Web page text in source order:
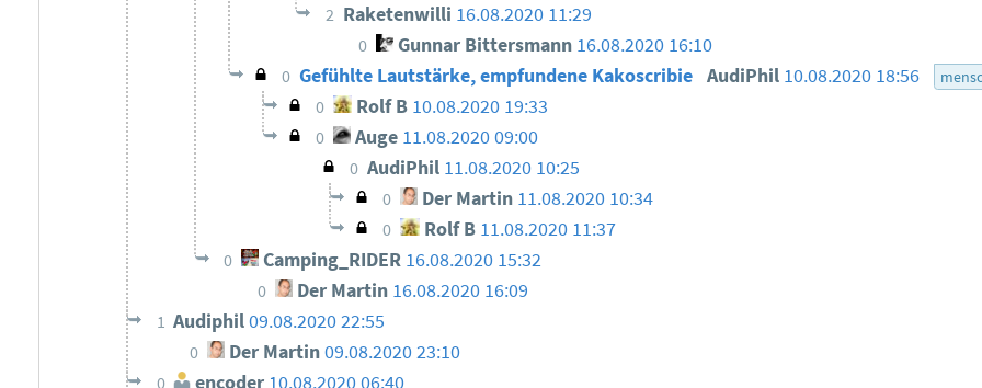
2 Raketenwilli 16.08.2020 11:29
0 Gunnar Bittersmann 16.08.2020 16:10
0 Gefühlte Lautstärke, empfundene Kakoscribie AudiPhil 10.08.2020 18:56
0 Rolf B 10.08.2020 19:33
0 Auge 11.08.2020 09:00
0 AudiPhil 11.08.2020 10:25
0 Der Martin 11.08.2020 10:34
0 Rolf B 11.08.2020 11:37
0 Camping_RIDER 16.08.2020 15:32
0 Der Martin 16.08.2020 16:09
1 Audiphil09.08.2020 22:55
0 Der Martin09.08.2020 23:10
0 encoder 10.08.2020 06:40